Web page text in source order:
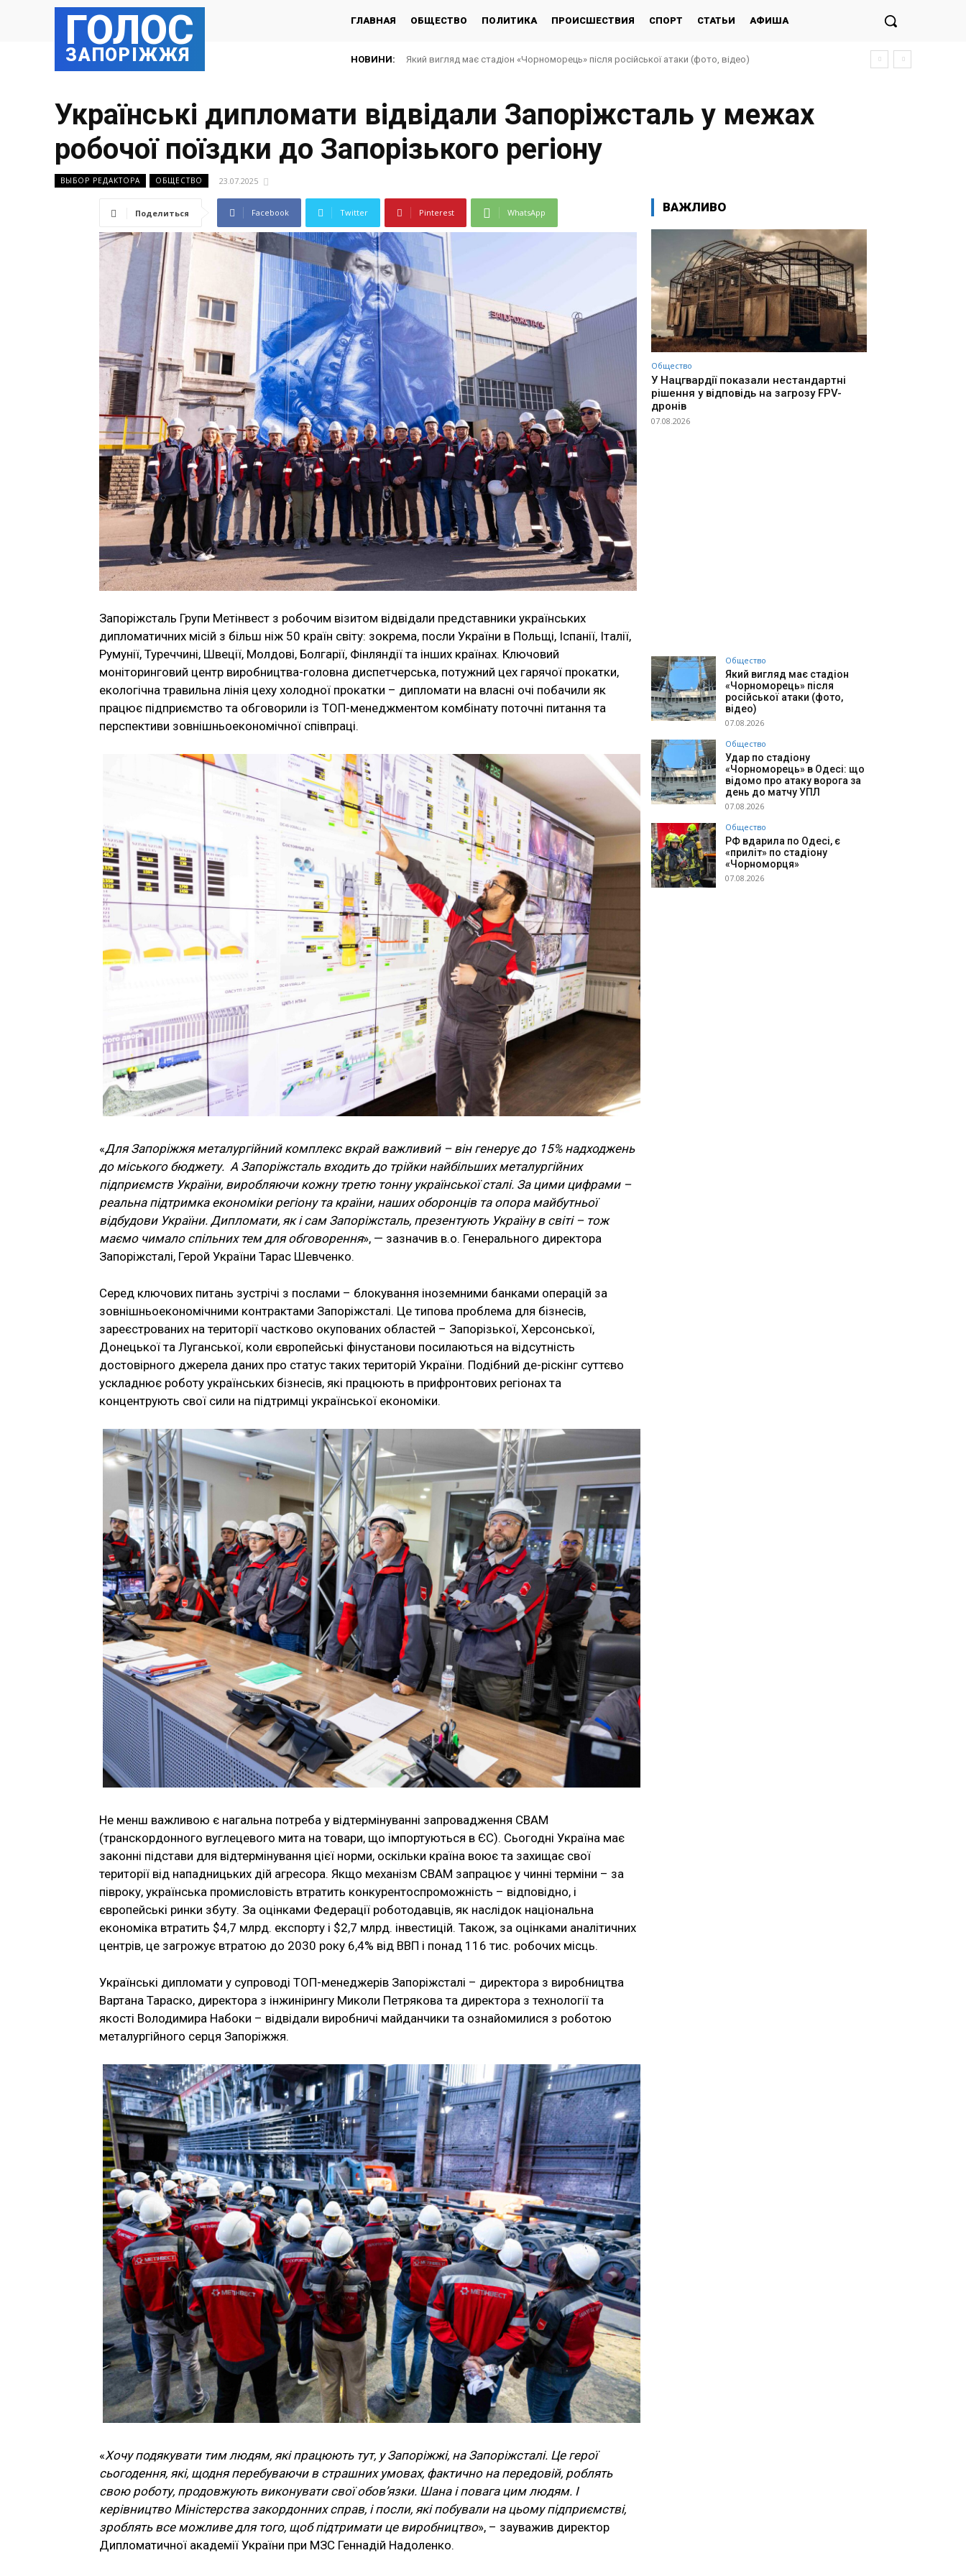
ГОЛОС
ЗАПОРІЖЖЯ
ГЛАВНАЯ ОБЩЕСТВО ПОЛИТИКА ПРОИСШЕСТВИЯ СПОРТ СТАТЬИ АФИША
НОВИНИ:Який вигляд має стадіон «Чорноморець» після російської атаки (фото, відео)
Удар по стадіону «Чорноморець» в Одесі: що відомо про атаку ворога за день до матчу УПЛ
Українські дипломати відвідали Запоріжсталь у межах
робочої поїздки до Запорізького регіону
ВЫБОР РЕДАКТОРА ОБЩЕСТВО 23.07.2025
Поделиться Facebook Twitter Pinterest WhatsApp
Запоріжсталь Групи Метінвест з робочим візитом відвідали представники українських
дипломатичних місій з більш ніж 50 країн світу: зокрема, посли України в Польщі, Іспанії, Італії,
Румунії, Туреччині, Швеції, Молдові, Болгарії, Фінляндії та інших країнах. Ключовий
моніторинговий центр виробництва-головна диспетчерська, потужний цех гарячої прокатки,
екологічна травильна лінія цеху холодної прокатки – дипломати на власні очі побачили як
працює підприємство та обговорили із ТОП-менеджментом комбінату поточні питання та
перспективи зовнішньоекономічної співпраці.
«Для Запоріжжя металургійний комплекс вкрай важливий – він генерує до 15% надходжень
до міського бюджету. А Запоріжсталь входить до трійки найбільших металургійних
підприємств України, виробляючи кожну третю тонну української сталі. За цими цифрами –
реальна підтримка економіки регіону та країни, наших оборонців та опора майбутньої
відбудови України. Дипломати, як і сам Запоріжсталь, презентують Україну в світі – тож
маємо чимало спільних тем для обговорення», — зазначив в.о. Генерального директора
Запоріжсталі, Герой України Тарас Шевченко.
Серед ключових питань зустрічі з послами – блокування іноземними банками операцій за
зовнішньоекономічними контрактами Запоріжсталі. Це типова проблема для бізнесів,
зареєстрованих на території частково окупованих областей – Запорізької, Херсонської,
Донецької та Луганської, коли європейські фінустанови посилаються на відсутність
достовірного джерела даних про статус таких територій України. Подібний де-ріскінг суттєво
ускладнює роботу українських бізнесів, які працюють в прифронтових регіонах та
концентрують свої сили на підтримці української економіки.
Не менш важливою є нагальна потреба у відтермінуванні запровадження СВАМ
(транскордонного вуглецевого мита на товари, що імпортуються в ЄС). Сьогодні Україна має
законні підстави для відтермінування цієї норми, оскільки країна воює та захищає свої
території від нападницьких дій агресора. Якщо механізм СВАМ запрацює у чинні терміни – за
півроку, українська промисловість втратить конкурентоспроможність – відповідно, і
європейські ринки збуту. За оцінками Федерації роботодавців, як наслідок національна
економіка втратить $4,7 млрд. експорту і $2,7 млрд. інвестицій. Також, за оцінками аналітичних
центрів, це загрожує втратою до 2030 року 6,4% від ВВП і понад 116 тис. робочих місць.
Українські дипломати у супроводі ТОП-менеджерів Запоріжсталі – директора з виробництва
Вартана Тараско, директора з інжинірингу Миколи Петрякова та директора з технології та
якості Володимира Набоки – відвідали виробничі майданчики та ознайомилися з роботою
металургійного серця Запоріжжя.
«Хочу подякувати тим людям, які працюють тут, у Запоріжжі, на Запоріжсталі. Це герої
сьогодення, які, щодня перебуваючи в страшних умовах, фактично на передовій, роблять
свою роботу, продовжують виконувати свої обов’язки. Шана і повага цим людям. І
керівництво Міністерства закордонних справ, і посли, які побували на цьому підприємстві,
зроблять все можливе для того, щоб підтримати це виробництво», – зауважив директор
Дипломатичної академії України при МЗС Геннадій Надоленко.
ВАЖЛИВО
Общество
У Нацгвардії показали нестандартні
рішення у відповідь на загрозу FPV-
дронів
07.08.2026
Общество
Який вигляд має стадіон
«Чорноморець» після
російської атаки (фото,
відео)
07.08.2026
Общество
Удар по стадіону
«Чорноморець» в Одесі: що
відомо про атаку ворога за
день до матчу УПЛ
07.08.2026
Общество
РФ вдарила по Одесі, є
«приліт» по стадіону
«Чорноморця»
07.08.2026